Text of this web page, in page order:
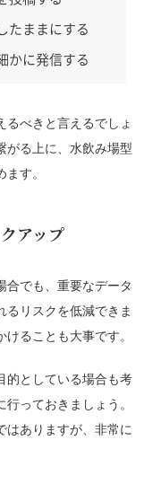
たままにする
かに発信する
るべきと言えるでしょ
がる上に、水飲み場型
す。
アップ
合でも、重要なデータ
るリスクを低減できま
ることも大事です。
的としている場合も考
っておきましょう。
はありますが、非常に